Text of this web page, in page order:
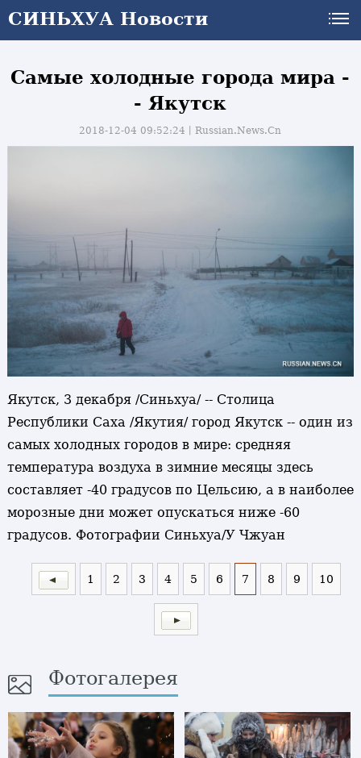
СИНЬХУА Новости
Самые холодные города мира -
- Якутск
2018-12-04 09:52:24丨Russian.News.Cn
Якутск, 3 декабря /Синьхуа/ -- Столица
Республики Саха /Якутия/ город Якутск -- один из
самых холодных городов в мире: средняя
температура воздуха в зимние месяцы здесь
составляет -40 градусов по Цельсию, а в наиболее
морозные дни может опускаться ниже -60
градусов. Фотографии Синьхуа/У Чжуан
1 2 3 4 5 6 7 8 9 10
Фотогалерея